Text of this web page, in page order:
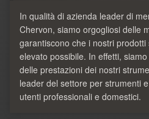
In qualità di azienda leader di
Chervon, siamo orgogliosi delle
garantiscono che i nostri
elevato possibile. In effetti,
delle prestazioni dei nostri
leader del settore per strumenti
utenti professionali e domestici.